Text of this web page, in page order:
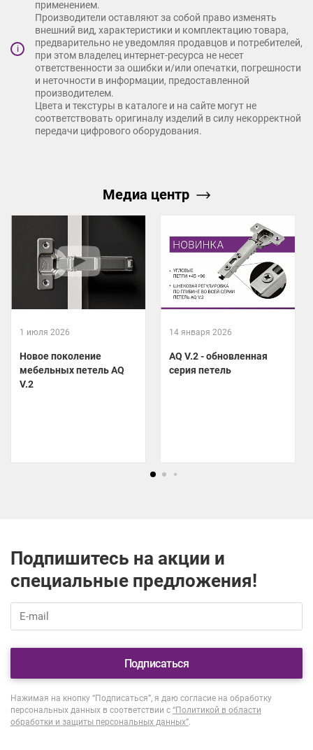
i
применением.
Производители оставляют за собой право изменять
внешний вид, характеристики и комплектацию товара,
предварительно не уведомляя продавцов и потребителей,
при этом владелец интернет-ресурса не несет
ответственности за ошибки и/или опечатки, погрешности
и неточности в информации, предоставленной
производителем.
Цвета и текстуры в каталоге и на сайте могут не
соответствовать оригиналу изделий в силу некорректной
передачи цифрового оборудования.
Медиа центр
1 июля 2026
Новое поколение
мебельных петель AQ
V.2
14 января 2026
AQ V.2 - обновленная
серия петель
Подпишитесь на акции и
специальные предложения!
Подписаться
Нажимая на кнопку “Подписаться”, я даю согласие на обработку
персональных данных в соответствии с “Политикой в области
обработки и защиты персональных данных”.